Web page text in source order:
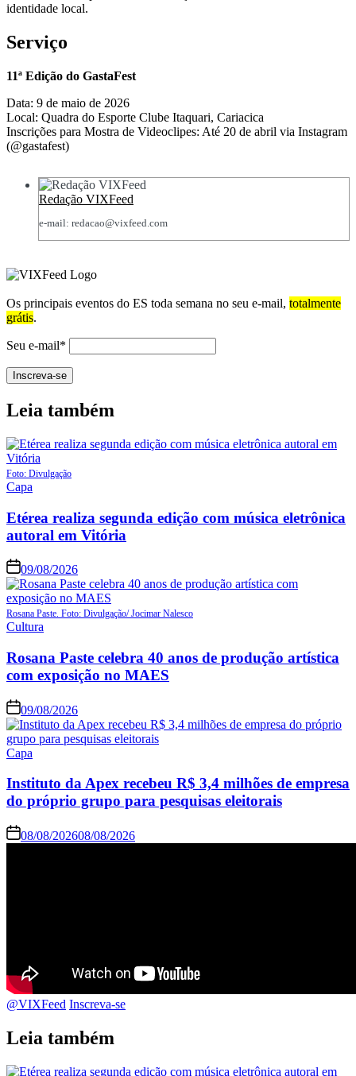
identidade local.
Serviço
11ª Edição do GastaFest
Data: 9 de maio de 2026
Local: Quadra do Esporte Clube Itaquari, Cariacica
Inscrições para Mostra de Videoclipes: Até 20 de abril via Instagram
(@gastafest)
Redação VIXFeed
e-mail: redacao@vixfeed.com
Os principais eventos do ES toda semana no seu e-mail, totalmente
grátis.
Seu e-mail*
Leia também
Foto: Divulgação
Capa
Etérea realiza segunda edição com música eletrônica
autoral em Vitória
09/08/2026
Rosana Paste. Foto: Divulgação/ Jocimar Nalesco
Cultura
Rosana Paste celebra 40 anos de produção artística
com exposição no MAES
09/08/2026
Capa
Instituto da Apex recebeu R$ 3,4 milhões de empresa
do próprio grupo para pesquisas eleitorais
08/08/202608/08/2026
@VIXFeed Inscreva-se
Leia também